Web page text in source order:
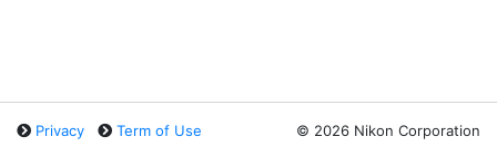
Privacy Term of Use © 2026 Nikon Corporation